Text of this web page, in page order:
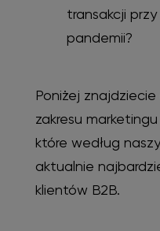
transakcji
pandemii?
Poniżej
zakresu
które według
aktualnie
klientów B2B.